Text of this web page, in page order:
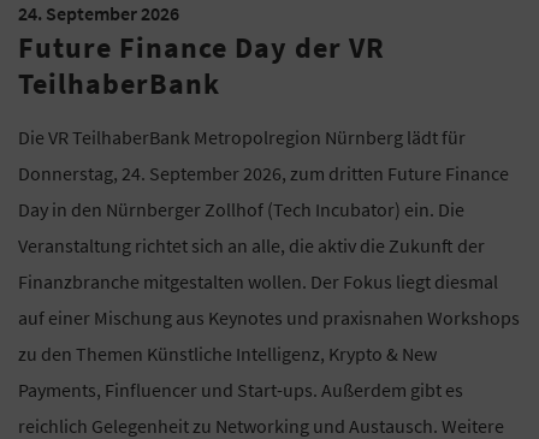
24. September 2026
Future Finance Day der VR
TeilhaberBank
Die VR TeilhaberBank Metropolregion Nürnberg lädt für
Donnerstag, 24. September 2026, zum dritten Future Finance
Day in den Nürnberger Zollhof (Tech Incubator) ein. Die
Veranstaltung richtet sich an alle, die aktiv die Zukunft der
Finanzbranche mitgestalten wollen. Der Fokus liegt diesmal
auf einer Mischung aus Keynotes und praxisnahen Workshops
zu den Themen Künstliche Intelligenz, Krypto & New
Payments, Finfluencer und Start-ups. Außerdem gibt es
reichlich Gelegenheit zu Networking und Austausch. Weitere